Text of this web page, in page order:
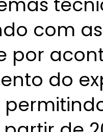
com
por
do